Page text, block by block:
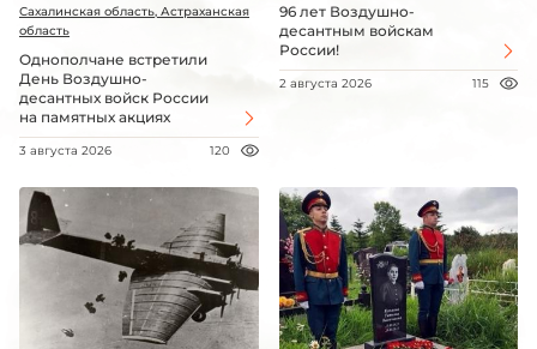
Сахалинская область, Астраханская
область
Однополчане встретили
День Воздушно-
десантных войск России
на памятных акциях
3 августа 2026 120
96 лет Воздушно-
десантным войскам
России!
2 августа 2026 115